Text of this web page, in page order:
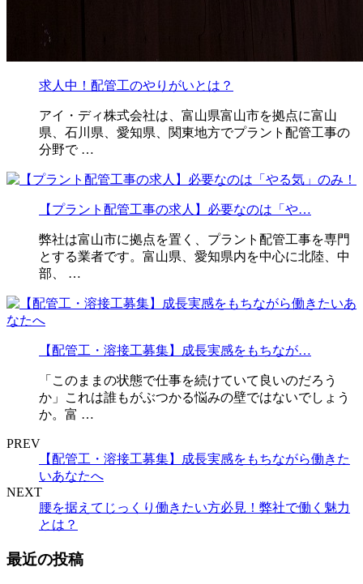
求人中！配管工のやりがいとは？
アイ・ディ株式会社は、富山県富山市を拠点に富山
県、石川県、愛知県、関東地方でプラント配管工事の
分野で …
【プラント配管工事の求人】必要なのは「や…
弊社は富山市に拠点を置く、プラント配管工事を専門
とする業者です。富山県、愛知県内を中心に北陸、中
部、 …
【配管工・溶接工募集】成長実感をもちなが…
「このままの状態で仕事を続けていて良いのだろう
か」これは誰もがぶつかる悩みの壁ではないでしょう
か。富 …
PREV
【配管工・溶接工募集】成長実感をもちながら働きた
いあなたへ
NEXT
腰を据えてじっくり働きたい方必見！弊社で働く魅力
とは？
最近の投稿